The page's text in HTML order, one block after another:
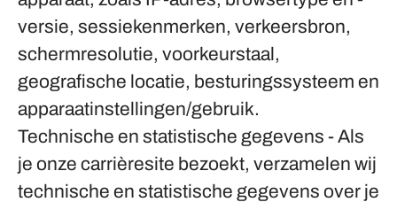
versie, sessiekenmerken, verkeersbron,
schermresolutie, voorkeurstaal,
geografische locatie, besturingssysteem en
apparaatinstellingen/gebruik.
Technische en statistische gegevens - Als
je onze carrièresite bezoekt, verzamelen wij
technische en statistische gegevens over je